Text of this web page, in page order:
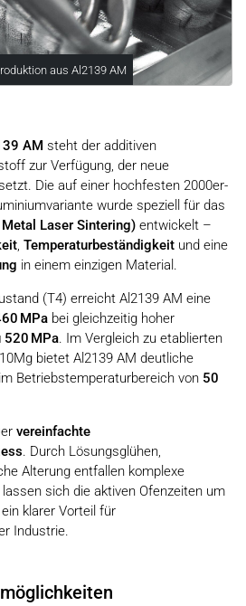
aus Al2139 AM
AM steht der additiven
zur Verfügung, der neue
Die auf einer hochfesten 2000er-
wurde speziell für das
Laser Sintering) entwickelt –
, Temperaturbeständigkeit und eine
in einem einzigen Material.
(T4) erreicht Al2139 AM eine
MPa bei gleichzeitig hoher
MPa. Im Vergleich zu etablierten
bietet Al2139 AM deutliche
Betriebstemperaturbereich von 50
vereinfachte
. Durch Lösungsglühen,
Alterung entfallen komplexe
sich die aktiven Ofenzeiten um
klarer Vorteil für
Industrie.